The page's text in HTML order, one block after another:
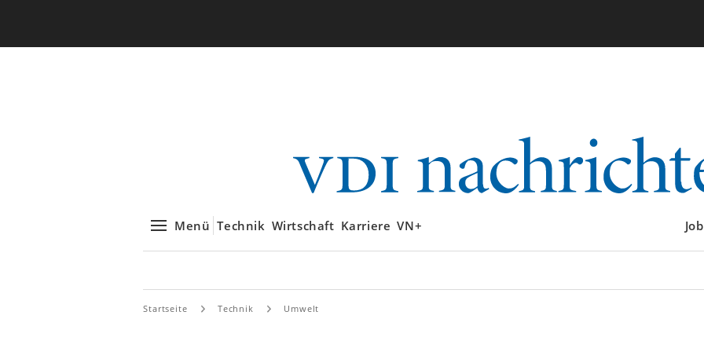
Menü Technik Wirtschaft Karriere VN+
Startseite Technik Umwelt